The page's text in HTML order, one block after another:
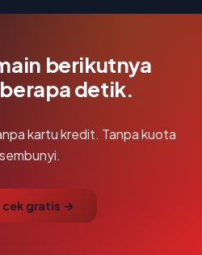
berikutnya
detik.
kartu kredit. Tanpa kuota
cek gratis →